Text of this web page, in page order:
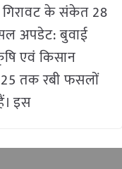
के संकेत 28
अपडेट: बुवाई
एवं किसान
तक रबी फसलों
इस